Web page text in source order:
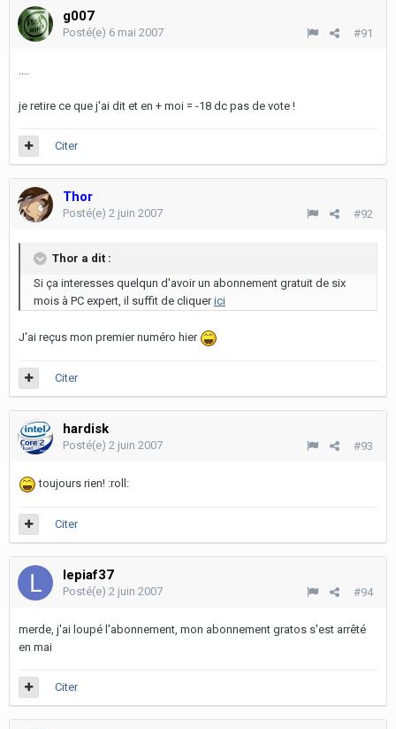
g007
#91
Posté(e) 6 mai 2007
....
je retire ce que j'ai dit et en + moi = -18 dc pas de vote !
Citer
Thor
#92
Posté(e) 2 juin 2007
Thor a dit :
Si ça interesses quelqun d'avoir un abonnement gratuit de six
mois à PC expert, il suffit de cliquerici
J'ai reçus mon premier numéro hier
Citer
hardisk
#93
Posté(e) 2 juin 2007
toujours rien! :roll:
Citer
lepiaf37
#94
Posté(e) 2 juin 2007
merde, j'ai loupé l'abonnement, mon abonnement gratos s'est arrêté
en mai
Citer